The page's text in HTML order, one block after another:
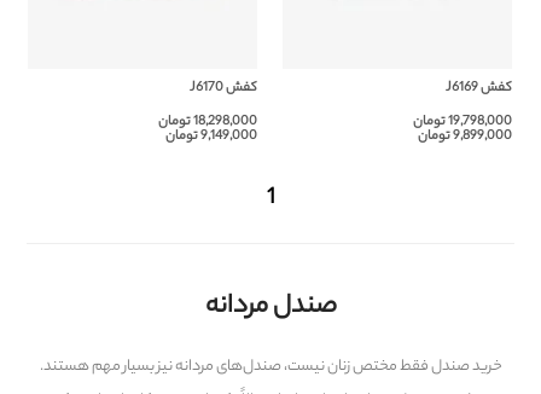
کفش J6170
18,298,000 تومان
9,149,000 تومان
کفش J6169
19,798,000 تومان
9,899,000 تومان
1
صندل مردانه
خرید صندل فقط مختص زنان نیست، صندل‌های مردانه نیز بسیار مهم هستند.